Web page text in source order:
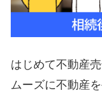
はじめて不動産
ムーズに不動産